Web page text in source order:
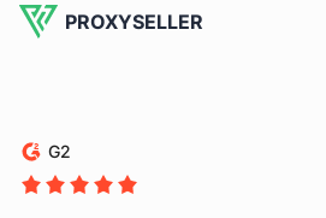
PROXYSELLER
G2